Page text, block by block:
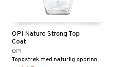
OPI Nature Strong Top
Coat
OPI
Toppstrøk med naturlig opprinnelse fra OPI